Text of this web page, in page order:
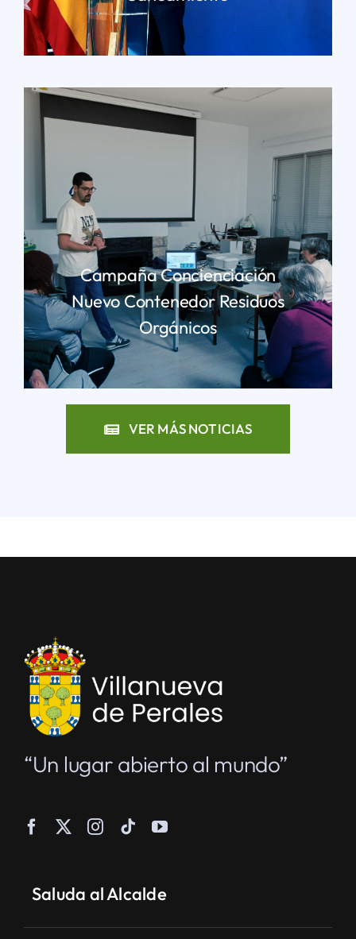
LEER MÁS
Campaña Concienciación
Nuevo Contenedor Residuos
Orgánicos
VER MÁS NOTICIAS
“Un lugar abierto al mundo”
Saluda al Alcalde